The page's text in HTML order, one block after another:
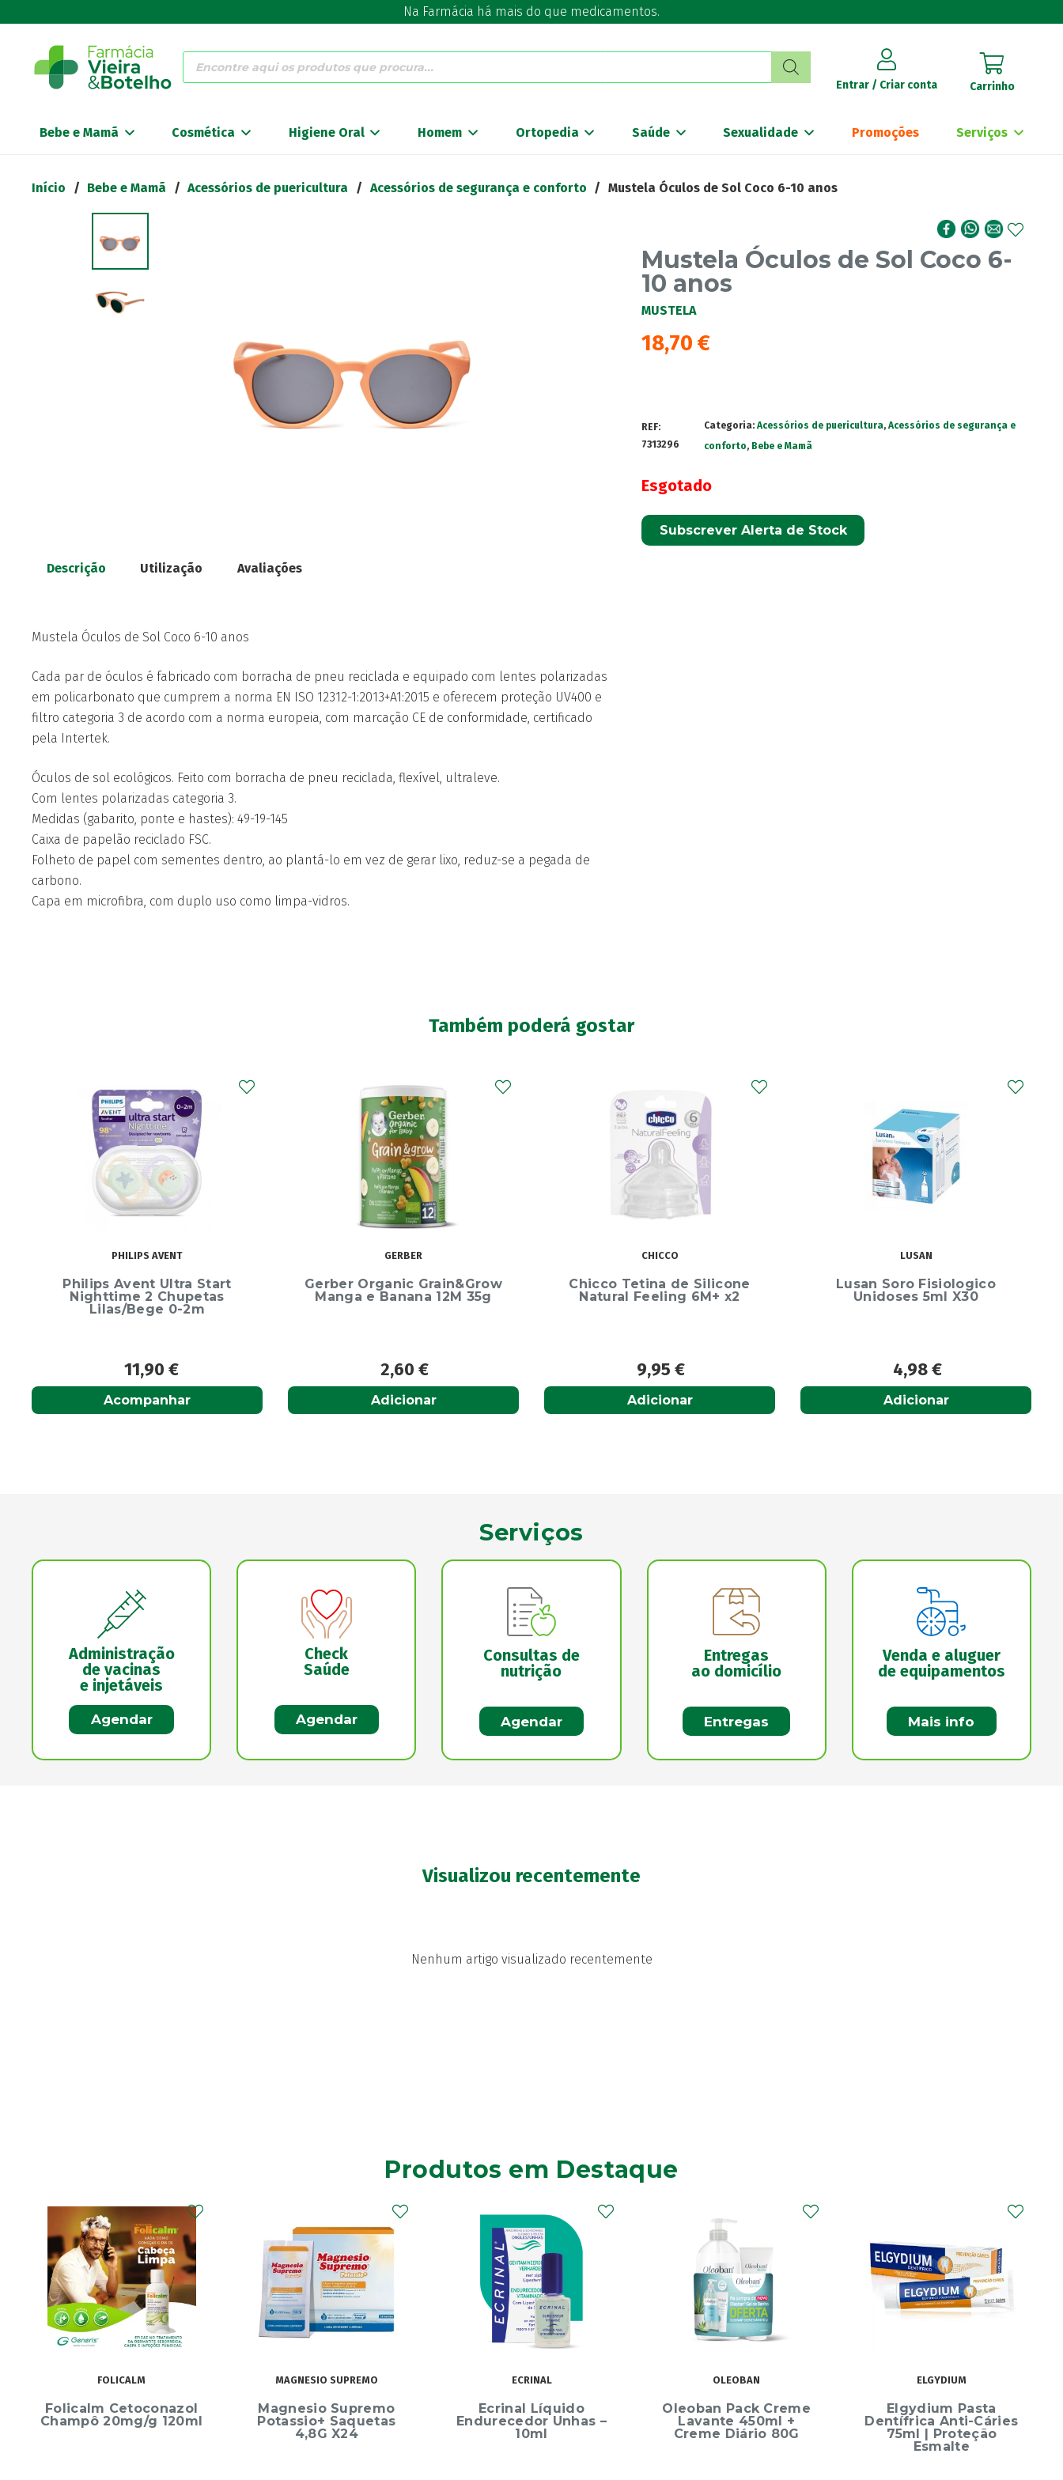
Na Farmácia há mais do que medicamentos.
Products
search
Entrar / Criar conta Carrinho
Bebe e Mamã Cosmética Higiene Oral Homem Ortopedia Saúde Sexualidade Promoções Serviços
Início / Bebe e Mamã / Acessórios de puericultura / Acessórios de segurança e conforto / Mustela Óculos de Sol Coco 6-10 anos
Descrição Utilização Avaliações
Mustela Óculos de Sol Coco 6-10 anos
Cada par de óculos é fabricado com borracha de pneu reciclada e equipado com lentes polarizadas
em policarbonato que cumprem a norma EN ISO 12312-1:2013+A1:2015 e oferecem proteção UV400 e
filtro categoria 3 de acordo com a norma europeia, com marcação CE de conformidade, certificado
pela Intertek.
Óculos de sol ecológicos. Feito com borracha de pneu reciclada, flexível, ultraleve.
Com lentes polarizadas categoria 3.
Medidas (gabarito, ponte e hastes): 49-19-145
Caixa de papelão reciclado FSC.
Folheto de papel com sementes dentro, ao plantá-lo em vez de gerar lixo, reduz-se a pegada de
carbono.
Capa em microfibra, com duplo uso como limpa-vidros.
Mustela Óculos de Sol Coco 6-
10 anos
MUSTELA
18,70€
REF:
7313296
Categoria: Acessórios de puericultura, Acessórios de segurança e
conforto, Bebe e Mamã
Esgotado
Subscrever Alerta de Stock
Também poderá gostar
GERBER
Gerber Organic Grain&Grow
Manga e Banana 12M 35g
2,60€
Adicionar
CHICCO
Chicco Tetina de Silicone
Natural Feeling 6M+ x2
9,95 €
Adicionar
LUSAN
Lusan Soro Fisiologico
Unidoses 5ml X30
4,98€
Adicionar
BEPANTHEN
Bepanthene Baby 50 mg/g
pomada 100g
10,95€
Adicionar
Serviços
Administração
de vacinas
e injetáveis
Agendar
Check
Saúde
Agendar
Consultas de
nutrição
Agendar
Entregas
ao domicílio
Entregas
Venda e aluguer
de equipamentos
Mais info
Visualizou recentemente
Nenhum artigo visualizado recentemente
Produtos em Destaque
MAGNESIO SUPREMO
Magnesio Supremo
Potassio+ Saquetas
ECRINAL
Ecrinal Líquido
Endurecedor Unhas –
10ml
OLEOBAN
Oleoban Pack Creme
Lavante 450ml +
Creme Diário 80G
ELGYDIUM
Elgydium Pasta
Dentífrica Anti-Cáries
75ml | Proteção
Curaprox Surgical
Escova Dentes Mega
Soft